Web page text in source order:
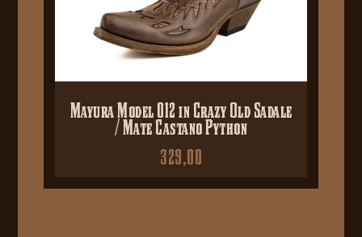
Mayura Model 012 in Crazy Old Sadale
/ Mate Castano Python
329,00